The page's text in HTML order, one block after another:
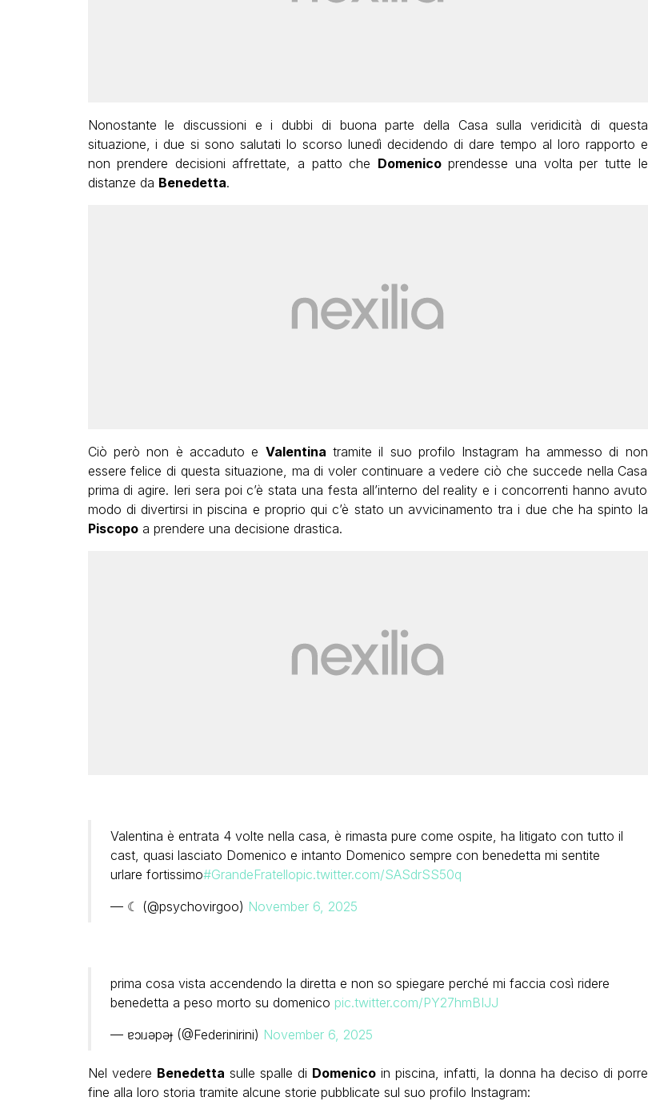
Nonostante le discussioni e i dubbi di buona parte della Casa sulla veridicità di questa
situazione, i due si sono salutati lo scorso lunedì decidendo di dare tempo al loro rapporto e
non prendere decisioni affrettate, a patto che Domenicoprendesse una volta per tutte le
distanze da Benedetta.
Ciò però non è accaduto e Valentina tramite il suo profilo Instagram ha ammesso di non
essere felice di questa situazione, ma di voler continuare a vedere ciò che succede nella Casa
prima di agire. Ieri sera poi c’è stata una festa all’interno del reality e i concorrenti hanno avuto
modo di divertirsi in piscina e proprio qui c’è stato un avvicinamento tra i due che ha spinto la
Piscopoa prendere una decisione drastica.
Valentina è entrata 4 volte nella casa, è rimasta pure come ospite, ha litigato con tutto il
cast, quasi lasciato Domenico e intanto Domenico sempre con benedetta mi sentite
urlare fortissimo#GrandeFratellopic.twitter.com/SASdrSS50q
— ☾ (@psychovirgoo) November 6, 2025
prima cosa vista accendendo la diretta e non so spiegare perché mi faccia così ridere
benedetta a peso morto su domenico pic.twitter.com/PY27hmBIJJ
— ɐɔıɹǝpǝɟ (@Federinirini) November 6, 2025
Nel vedere Benedetta sulle spalle di Domenicoin piscina, infatti, la donna ha deciso di porre
fine alla loro storia tramite alcune storie pubblicate sul suo profilo Instagram: